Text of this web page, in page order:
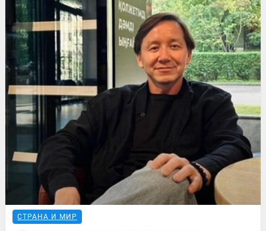
СТРАНА И МИР